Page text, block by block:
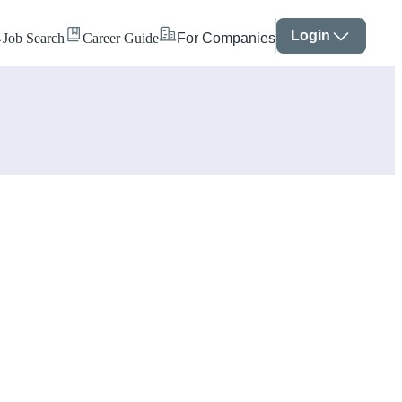
Job Search Career Guide For Companies Login